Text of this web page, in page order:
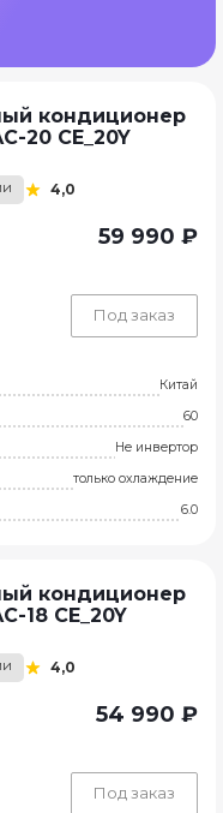
кондиционер
20 CE_20Y
4,0
59 990 ₽
Под заказ
Китай
60
Не инвертор
только охлаждение
6.0
кондиционер
18 CE_20Y
4,0
54 990 ₽
Под заказ